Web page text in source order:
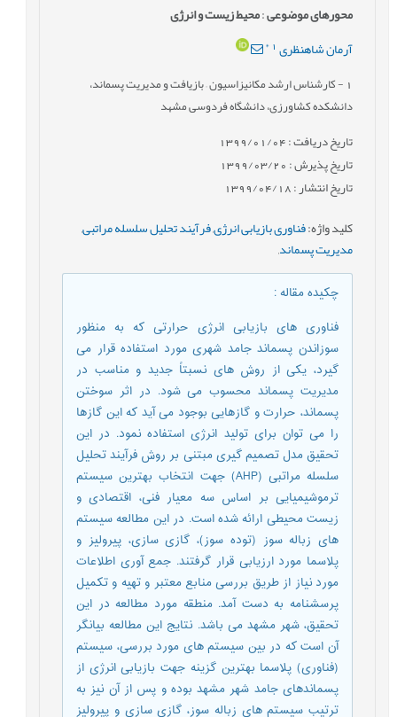
محورهای موضوعی:محیط زیست و انرژی
آرمان شاهنظری *
- کارشناس ارشد مکانیزاسیون – بازیافت و مدیریت پسماند،
دانشکده کشاورزی، دانشگاه فردوسی مشهد
تاریخ دریافت : 1399/01/04
تاریخ پذیرش : 1399/03/20
تاریخ انتشار : 1399/04/18
کلید واژه:فناوری بازیابی انرژی,فرآیند تحلیل سلسله مراتبی,
مدیریت پسماند,
چکیده مقاله:
فناوری های بازیابی انرژی حرارتی که به منظور
سوزاندن پسماند جامد شهری مورد استفاده قرار می
گیرد، یکی از روش های نسبتاً جدید و مناسب در
مدیریت پسماند محسوب می شود. در اثر سوختن
پسماند، حرارت و گازهایی بوجود می آید که این گازها
را می توان برای تولید انرژی استفاده نمود. در این
تحقیق مدل تصمیم گیری مبتنی بر روش فرآیند تحلیل
سلسله مراتبی (AHP) جهت انتخاب بهترین سیستم
ترموشیمیایی بر اساس سه معیار فنی، اقتصادی و
زیست محیطی ارائه شده است. در این مطالعه سیستم
های زباله سوز (توده سوز)، گازی سازی، پیرولیز و
پلاسما مورد ارزیابی قرار گرفتند. جمع آوری اطلاعات
مورد نیاز از طریق بررسی منابع معتبر و تهیه و تکمیل
پرسشنامه به دست آمد. منطقه مورد مطالعه در این
تحقیق، شهر مشهد می باشد. نتایج این مطالعه بیانگر
آن است که در بین سیستم های مورد بررسی، سیستم
(فناوری) پلاسما بهترین گزینه جهت بازیابی انرژی از
پسماندهای جامد شهر مشهد بوده و پس از آن نیز به
ترتیب سیستم های زباله سوز، گازی سازی و پیرولیز